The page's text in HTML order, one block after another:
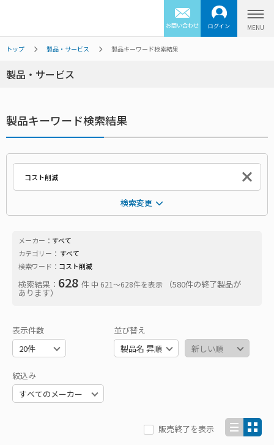
お問い合わせ ログイン
トップ 製品・サービス 製品キーワード検索結果
製品・サービス
製品キーワード検索結果
検索変更
メーカー： すべて
カテゴリー： すべて
検索ワード： コスト削減
検索結果： 628 件 中 621〜628件を表示 （580件の終了製品が
あります）
表示件数 並び替え
絞込み
販売終了を表示